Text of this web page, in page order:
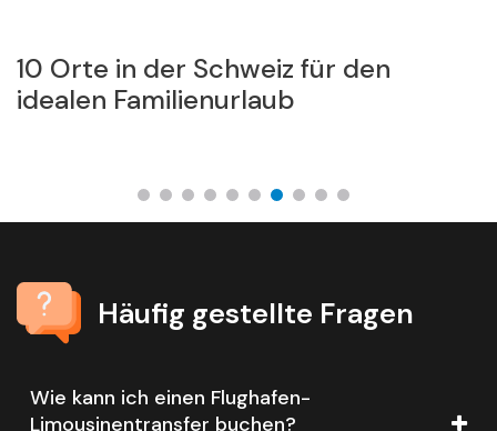
10 Orte in der Schweiz für den
idealen Familienurlaub
Häufig gestellte Fragen
Wie kann ich einen Flughafen-
Limousinentransfer buchen?